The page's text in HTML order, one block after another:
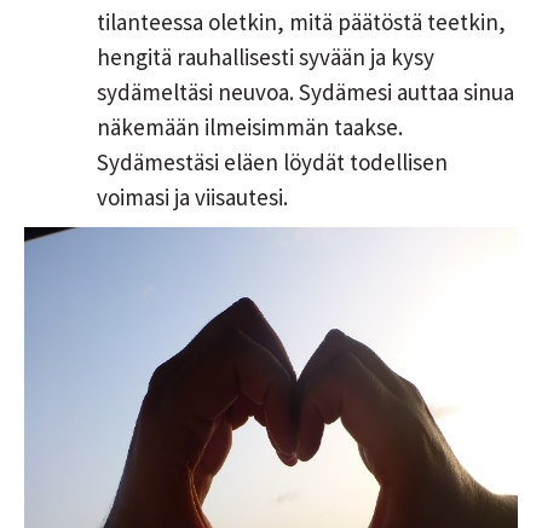
tilanteessa oletkin, mitä päätöstä teetkin,
hengitä rauhallisesti syvään ja kysy
sydämeltäsi neuvoa. Sydämesi auttaa sinua
näkemään ilmeisimmän taakse.
Sydämestäsi eläen löydät todellisen
voimasi ja viisautesi.